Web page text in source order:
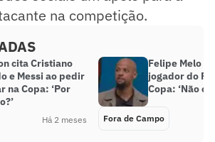
na competição.
cita Cristiano
e Messi ao pedir
na Copa: ‘Por
Há 2 meses
Felipe Melo
jogador do
Copa: ‘Não
Fora de Campo